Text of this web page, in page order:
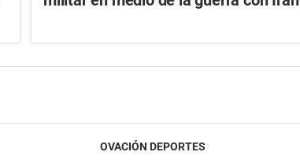
OVACIÓN DEPORTES